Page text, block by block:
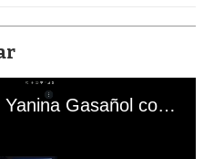
El mal momento de Yanina Gasañol con un hincha argentino en "Subrayado"